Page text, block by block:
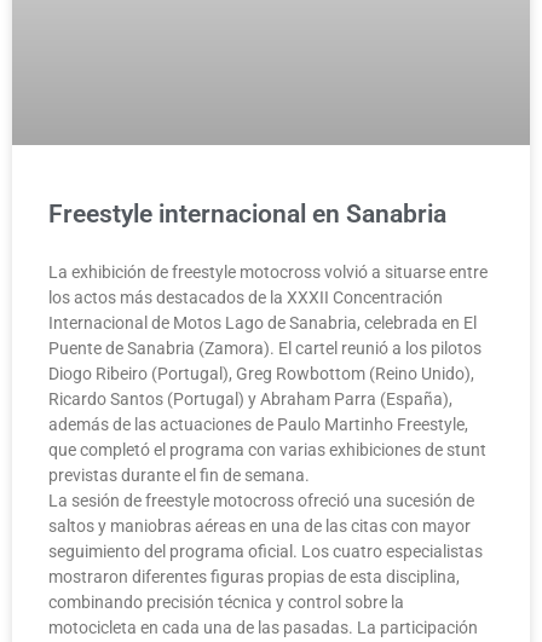
Freestyle internacional en Sanabria
La exhibición de freestyle motocross volvió a situarse entre
los actos más destacados de la XXXII Concentración
Internacional de Motos Lago de Sanabria, celebrada en El
Puente de Sanabria (Zamora). El cartel reunió a los pilotos
Diogo Ribeiro (Portugal), Greg Rowbottom (Reino Unido),
Ricardo Santos (Portugal) y Abraham Parra (España),
además de las actuaciones de Paulo Martinho Freestyle,
que completó el programa con varias exhibiciones de stunt
previstas durante el fin de semana.
La sesión de freestyle motocross ofreció una sucesión de
saltos y maniobras aéreas en una de las citas con mayor
seguimiento del programa oficial. Los cuatro especialistas
mostraron diferentes figuras propias de esta disciplina,
combinando precisión técnica y control sobre la
motocicleta en cada una de las pasadas. La participación